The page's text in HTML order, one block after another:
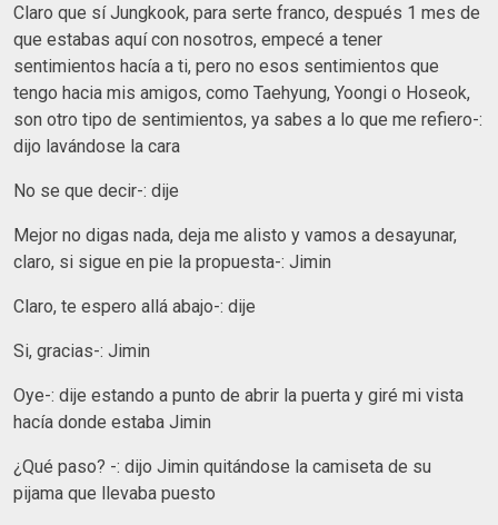
Claro que sí Jungkook, para serte franco, después 1 mes de
que estabas aquí con nosotros, empecé a tener
sentimientos hacía a ti, pero no esos sentimientos que
tengo hacia mis amigos, como Taehyung, Yoongi o Hoseok,
son otro tipo de sentimientos, ya sabes a lo que me refiero-:
dijo lavándose la cara
No se que decir-: dije
Mejor no digas nada, deja me alisto y vamos a desayunar,
claro, si sigue en pie la propuesta-: Jimin
Claro, te espero allá abajo-: dije
Si, gracias-: Jimin
Oye-: dije estando a punto de abrir la puerta y giré mi vista
hacía donde estaba Jimin
¿Qué paso? -: dijo Jimin quitándose la camiseta de su
pijama que llevaba puesto